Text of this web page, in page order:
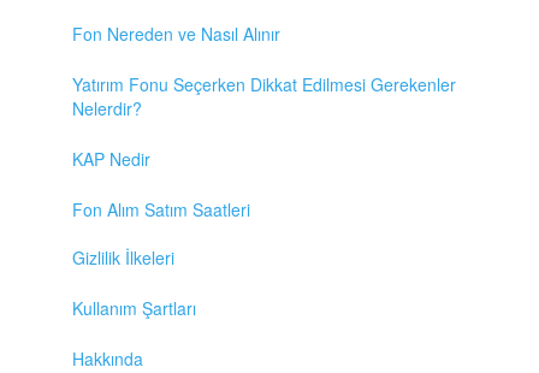
Fon Nereden ve Nasıl Alınır
Yatırım Fonu Seçerken Dikkat Edilmesi Gerekenler
Nelerdir?
KAP Nedir
Fon Alım Satım Saatleri
Gizlilik İlkeleri
Kullanım Şartları
Hakkında